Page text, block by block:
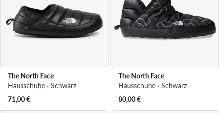
The North Face
Hausschuhe · Schwarz
71,00€
The North Face
Hausschuhe · Schwarz
80,00€